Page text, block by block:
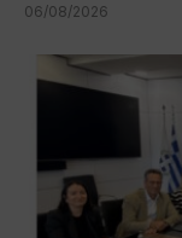
06/08/2026